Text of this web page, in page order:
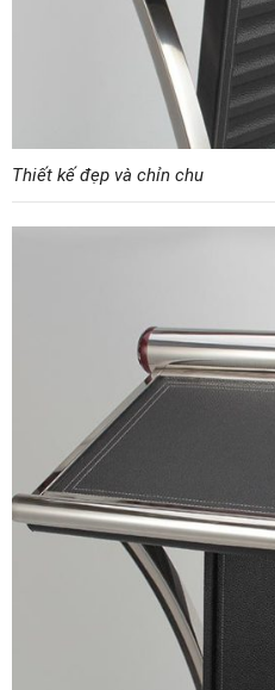
Thiết kế đẹp và chỉn chu